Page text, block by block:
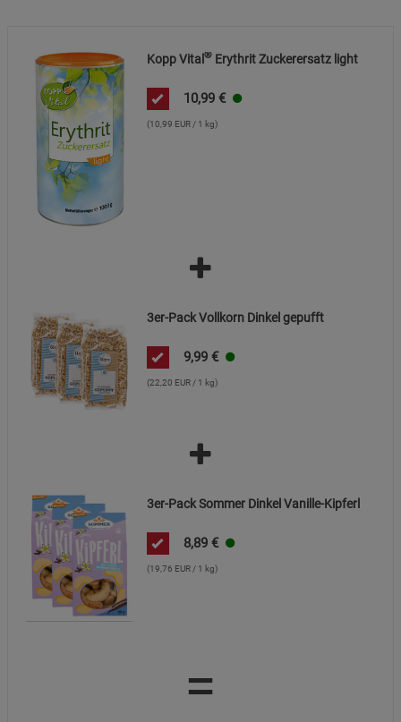
Kopp Vital® Erythrit Zuckerersatz light
10,99 €
(10,99 EUR / 1 kg)
3er-Pack Vollkorn Dinkel gepufft
9,99 €
(22,20 EUR / 1 kg)
3er-Pack Sommer Dinkel Vanille-Kipferl
8,89 €
(19,76 EUR / 1 kg)
=